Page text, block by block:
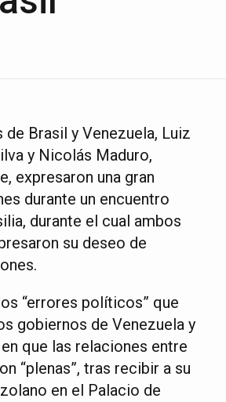
Brasil y Venezuela, Luiz
y Nicolás Maduro,
expresaron una gran
durante un encuentro
durante el cual ambos
su deseo de
“errores políticos” que
gobiernos de Venezuela y
que las relaciones entre
“plenas”, tras recibir a su
en el Palacio de